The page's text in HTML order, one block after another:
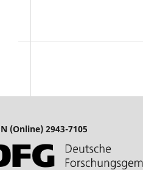
(Online) 2943-7105